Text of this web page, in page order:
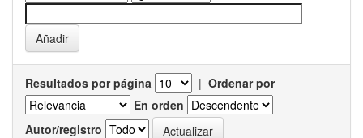
Resultados por página | Ordenar por
En orden
Autor/registro